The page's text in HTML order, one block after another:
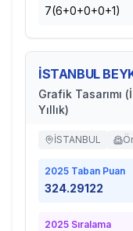
7(6+0+0+0+1)
İSTANBUL
Grafik Tasarımı
Yıllık)
İSTANBUL
2025 Taban Puan
324.29122
2025 Sıralama